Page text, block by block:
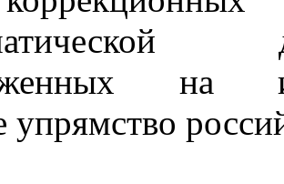
на
упрямство